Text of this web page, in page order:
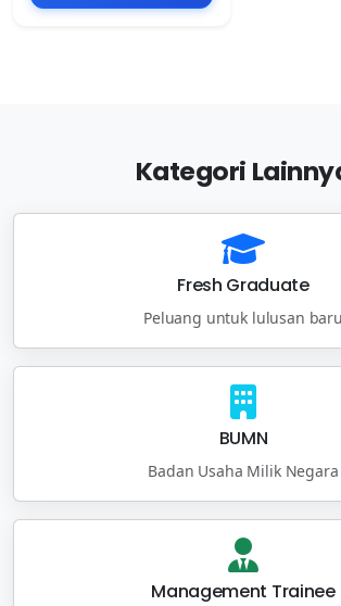
Kategori
Fresh Graduate
Peluang untuk lulusan baru
BUMN
Badan Usaha Milik Negara
Management Trainee